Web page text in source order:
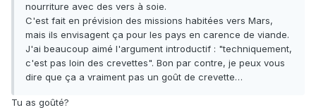
nourriture avec des vers à soie.
C'est fait en prévision des missions habitées vers Mars,
mais ils envisagent ça pour les pays en carence de viande.
J'ai beaucoup aimé l'argument introductif : "techniquement,
c'est pas loin des crevettes". Bon par contre, je peux vous
dire que ça a vraiment pas un goût de crevette…
Tu as goûté?